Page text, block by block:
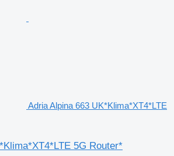
Adria Alpina 663 UK*Klima*XT4*LTE
5G Router*